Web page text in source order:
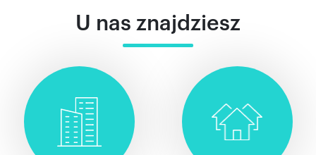
U nas znajdziesz